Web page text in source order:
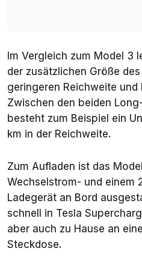
Im Vergleich zum Model 3
der zusätzlichen Größe
geringeren Reichweite
Zwischen den beiden
besteht zum Beispiel ein
km in der Reichweite.
Zum Aufladen ist das
Wechselstrom- und einem
Ladegerät an Bord
schnell in Tesla
aber auch zu Hause an
Steckdose.